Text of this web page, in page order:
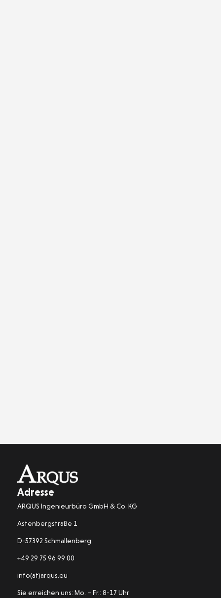
Adresse
ARQUS Ingenieurbüro GmbH & Co. KG
Astenbergstraße 1
D-57392 Schmallenberg
+49 29 75 96 99 00
info(at)arqus.eu
Sie erreichen uns: Mo. – Fr.: 8-17 Uhr